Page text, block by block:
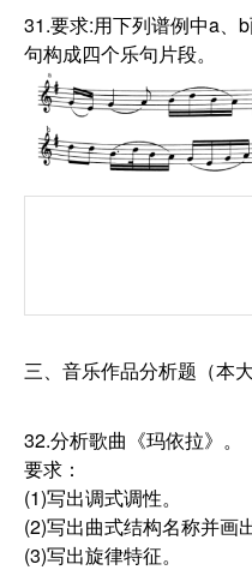
31.要求:用下列谱例中a、
句构成四个乐句片段。
三、音乐作品分析题（本
32.分析歌曲《玛依拉》。
要求：
(1)写出调式调性。
(2)写出曲式结构名称并画
(3)写出旋律特征。